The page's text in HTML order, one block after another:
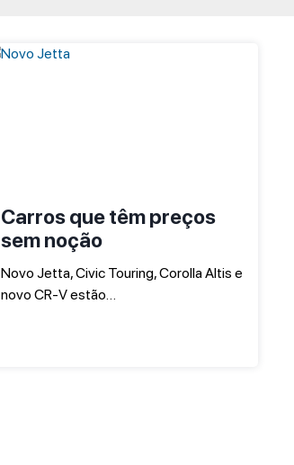
Carros que têm preços
sem noção
Novo Jetta, Civic Touring, Corolla Altis e
novo CR-V estão…